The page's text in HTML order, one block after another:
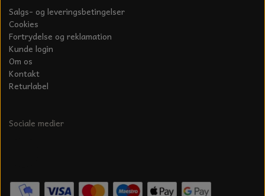
Salgs- og leveringsbetingelser
Cookies
Fortrydelse og reklamation
Kunde login
Om os
Kontakt
Returlabel
Sociale medier